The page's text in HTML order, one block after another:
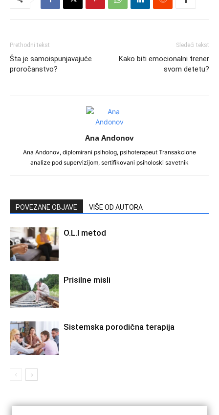
Prethodni tekst
Šta je samoispunjavajuće
proročanstvo?
Sledeći tekst
Kako biti emocionalni trener
svom detetu?
Ana Andonov
Ana Andonov, diplomirani psiholog, psihoterapeut Transakcione
analize pod supervizijom, sertifikovani psiholoski savetnik
POVEZANE OBJAVE VIŠE OD AUTORA
O.L.I metod
Prisilne misli
Sistemska porodična terapija